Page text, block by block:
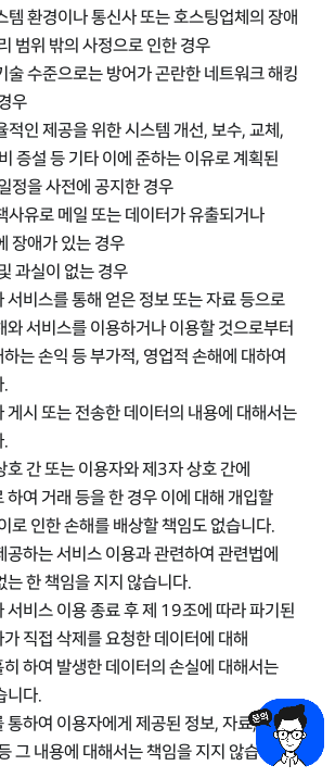
템 환경이나 통신사 또는 호스팅업체의 장애
범위 밖의 사정으로 인한 경우
술 수준으로는 방어가 곤란한 네트워크 해킹
우
적인 제공을 위한 시스템 개선, 보수, 교체,
증설 등 기타 이에 준하는 이유로 계획된
정을 사전에 공지한 경우
사유로 메일 또는 데이터가 유출되거나
장애가 있는 경우
과실이 없는 경우
서비스를 통해 얻은 정보 또는 자료 등으로
와 서비스를 이용하거나 이용할 것으로부터
는 손익 등 부가적, 영업적 손해에 대하여
.
게시 또는 전송한 데이터의 내용에 대해서는
.
호 간 또는 이용자와 제3자 상호 간에
하여 거래 등을 한 경우 이에 대해 개입할
로 인한 손해를 배상할 책임도 없습니다.
공하는 서비스 이용과 관련하여 관련법에
는 한 책임을 지지 않습니다.
서비스 이용 종료 후 제 19조에 따라 파기된
직접 삭제를 요청한 데이터에 대해
하여 발생한 데이터의 손실에 대해서는
니다.
통하여 이용자에게 제공된 정보, 자료, 사실의
그 내용에 대해서는 책임을 지지 않습니다.